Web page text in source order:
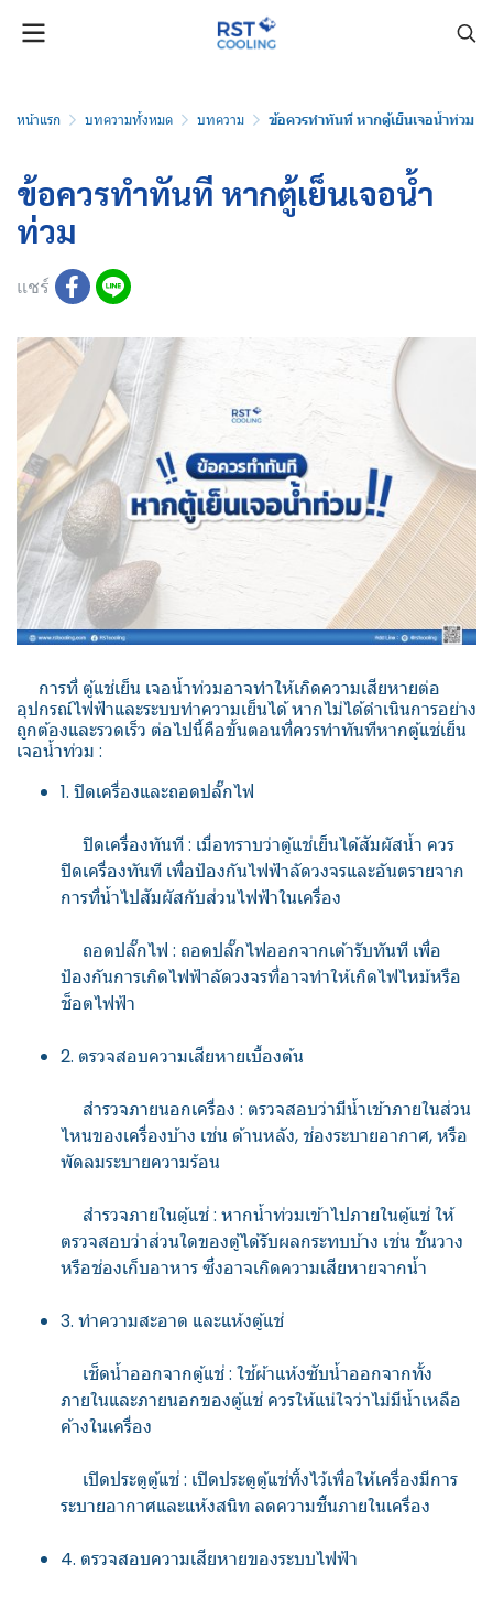
หน้าแรก บทความทั้งหมด บทความ ข้อควรทำทันที หากตู้เย็นเจอน้ำท่วม
ข้อควรทำทันที หากตู้เย็นเจอน้ำ
ท่วม
แชร์
การที่ ตู้แช่เย็น เจอน้ำท่วมอาจทำให้เกิดความเสียหายต่อ
อุปกรณ์ไฟฟ้าและระบบทำความเย็นได้ หากไม่ได้ดำเนินการอย่าง
ถูกต้องและรวดเร็ว ต่อไปนี้คือขั้นตอนที่ควรทำทันทีหากตู้แช่เย็น
เจอน้ำท่วม :
1. ปิดเครื่องและถอดปลั๊กไฟ
ปิดเครื่องทันที : เมื่อทราบว่าตู้แช่เย็นได้สัมผัสน้ำ ควร
ปิดเครื่องทันที เพื่อป้องกันไฟฟ้าลัดวงจรและอันตรายจาก
การที่น้ำไปสัมผัสกับส่วนไฟฟ้าในเครื่อง
ถอดปลั๊กไฟ : ถอดปลั๊กไฟออกจากเต้ารับทันที เพื่อ
ป้องกันการเกิดไฟฟ้าลัดวงจรที่อาจทำให้เกิดไฟไหม้หรือ
ช็อตไฟฟ้า
2. ตรวจสอบความเสียหายเบื้องต้น
สำรวจภายนอกเครื่อง : ตรวจสอบว่ามีน้ำเข้าภายในส่วน
ไหนของเครื่องบ้าง เช่น ด้านหลัง, ช่องระบายอากาศ, หรือ
พัดลมระบายความร้อน
สำรวจภายในตู้แช่ : หากน้ำท่วมเข้าไปภายในตู้แช่ ให้
ตรวจสอบว่าส่วนใดของตู้ได้รับผลกระทบบ้าง เช่น ชั้นวาง
หรือช่องเก็บอาหาร ซึ่งอาจเกิดความเสียหายจากน้ำ
3. ทำความสะอาด และแห้งตู้แช่
เช็ดน้ำออกจากตู้แช่ : ใช้ผ้าแห้งซับน้ำออกจากทั้ง
ภายในและภายนอกของตู้แช่ ควรให้แน่ใจว่าไม่มีน้ำเหลือ
ค้างในเครื่อง
เปิดประตูตู้แช่ : เปิดประตูตู้แช่ทิ้งไว้เพื่อให้เครื่องมีการ
ระบายอากาศและแห้งสนิท ลดความชื้นภายในเครื่อง
4. ตรวจสอบความเสียหายของระบบไฟฟ้า